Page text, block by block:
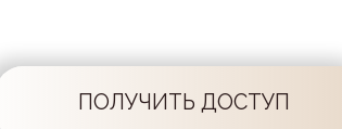
ПОЛУЧИТЬ ДОСТУП